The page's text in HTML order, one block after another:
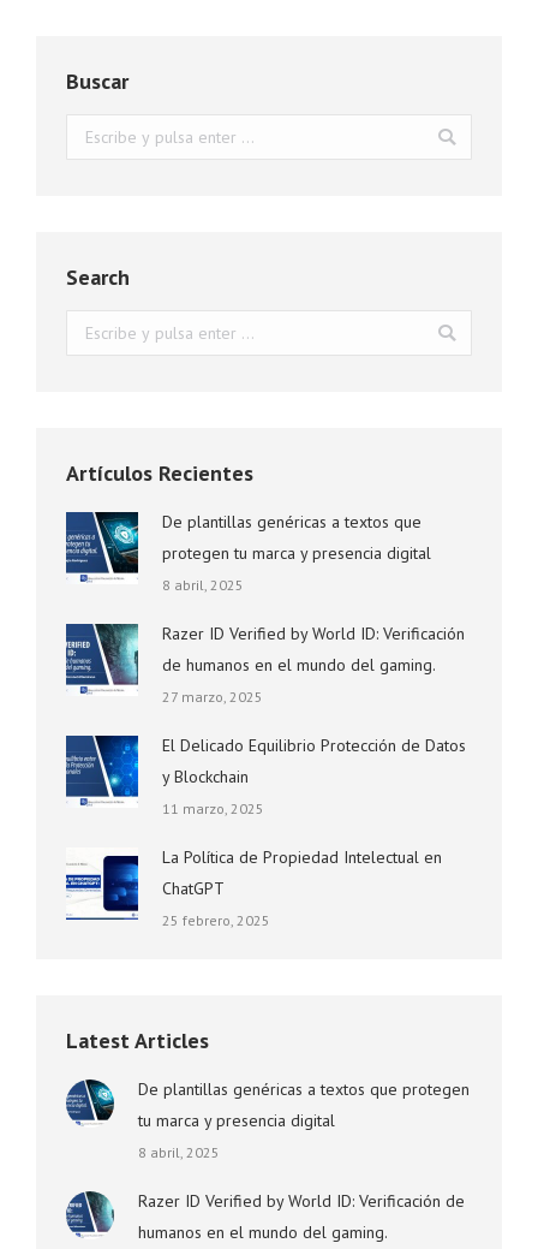
Buscar
Buscar:
Search
Buscar:
Artículos Recientes
De plantillas genéricas a textos que
protegen tu marca y presencia digital
8 abril, 2025
Razer ID Verified by World ID: Verificación
de humanos en el mundo del gaming.
27 marzo, 2025
El Delicado Equilibrio Protección de Datos
y Blockchain
11 marzo, 2025
La Política de Propiedad Intelectual en
ChatGPT
25 febrero, 2025
Latest Articles
De plantillas genéricas a textos que protegen
tu marca y presencia digital
8 abril, 2025
Razer ID Verified by World ID: Verificación de
humanos en el mundo del gaming.